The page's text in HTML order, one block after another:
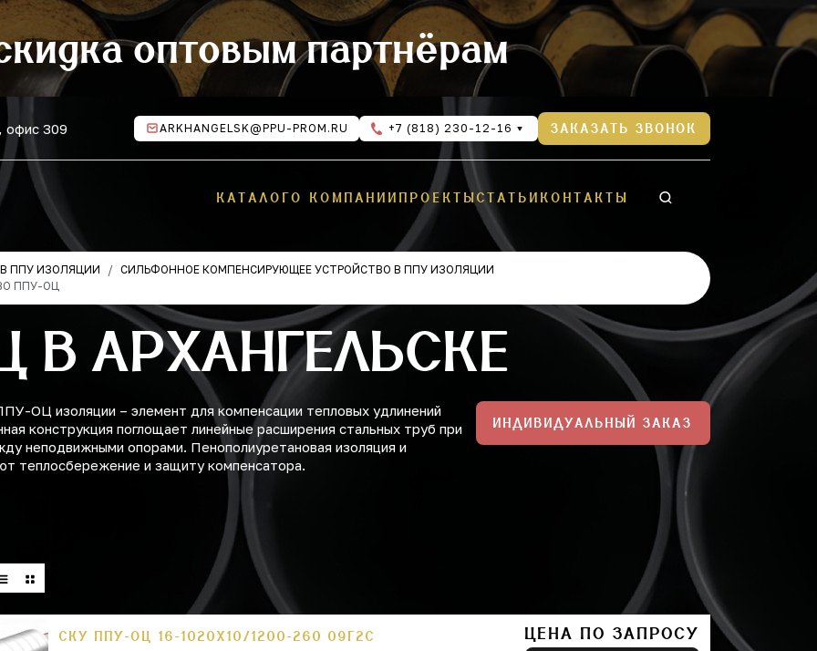
оптовым партнёрам
офис 309 ARKHANGELSK@PPU-PROM.RU +7 (818) 230-12-16 ЗАКАЗАТЬ ЗВОНОК
КАТАЛОГО КОМПАНИИ ПРОЕКТЫСТАТЬИ КОНТАКТЫ
ППУ ИЗОЛЯЦИИ
СИЛЬФОННОЕ КОМПЕНСИРУЮЩЕЕ УСТРОЙСТВО В ППУ ИЗОЛЯЦИИ
ППУ-ОЦ
В АРХАНГЕЛЬСКЕ
ОЦ изоляции – элемент для компенсации тепловых удлинений
конструкция поглощает линейные расширения стальных труб при
неподвижными опорами. Пенополиуретановая изоляция и
теплосбережение и защиту компенсатора.
ИНДИВИДУАЛЬНЫЙ ЗАКАЗ
СКУ ППУ-ОЦ 16-1020Х10/1200-260 09Г2С ЦЕНА ПО ЗАПРОСУ